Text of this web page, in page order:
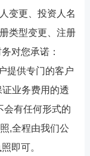
变更、投资人名
类型变更、注册
对您承诺：
提供专门的客户
业务费用的透
会有任何形式的
,全程由我们公
即可。